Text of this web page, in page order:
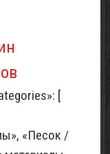
[
«Песок /